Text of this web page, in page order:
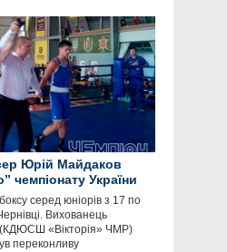
Юрій Майдаков
чемпіонату України
серед юніорів з 17 по
Вихованець
(КДЮСШ «Вікторія» ЧМР)
переконливу